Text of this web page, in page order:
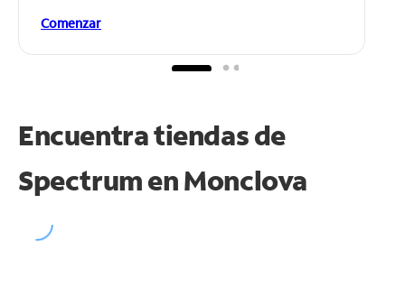
Comenzar
Encuentra tiendas de
Spectrum enMonclova